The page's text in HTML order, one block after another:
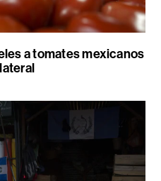
a tomates mexicanos